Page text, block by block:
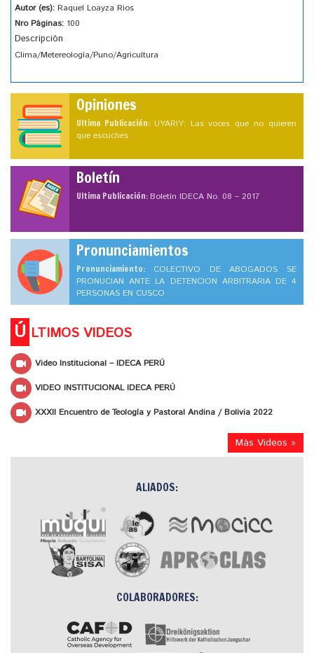
Autor (es): Raquel Loayza Rios
Nro Páginas: 100
Descripción
Clima/Metereología/Puno/Agricultura
Opiniones
Ultima Publicación: UYARIY: Las voces que no quieren
que escuches
Boletín
Ultima Publicación:Boletín IDECA No. 08 – 2017
Pronunciamientos
Pronunciamiento: COLECTIVO DE ABOGADOS SE
PRONUCIAN ANTE LA DETENCION ARBITRARIA DE 4
PERSONAS EN CUSCO
Ú LTIMOS VIDEOS
Video Institucional – IDECA PERÚ
VIDEO INSTITUCIONAL IDECA PERÚ
XXXII Encuentro de Teología y Pastoral Andina / Bolivia 2022
Más Videos »
ALIADOS:
COLABORADORES: